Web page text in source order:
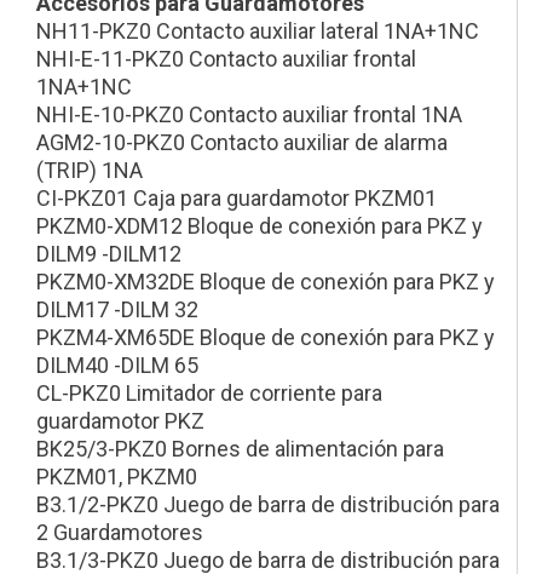
NH11-PKZ0 Contacto auxiliar lateral 1NA+1NC
NHI-E-11-PKZ0 Contacto auxiliar frontal
1NA+1NC
NHI-E-10-PKZ0 Contacto auxiliar frontal 1NA
AGM2-10-PKZ0 Contacto auxiliar de alarma
(TRIP) 1NA
CI-PKZ01 Caja para guardamotor PKZM01
PKZM0-XDM12 Bloque de conexión para PKZ y
DILM9 -DILM12
PKZM0-XM32DE Bloque de conexión para PKZ y
DILM17 -DILM 32
PKZM4-XM65DE Bloque de conexión para PKZ y
DILM40 -DILM 65
CL-PKZ0 Limitador de corriente para
guardamotor PKZ
BK25/3-PKZ0 Bornes de alimentación para
PKZM01, PKZM0
B3.1/2-PKZ0 Juego de barra de distribución para
2 Guardamotores
B3.1/3-PKZ0 Juego de barra de distribución para